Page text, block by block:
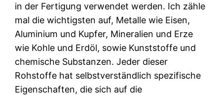
in der Fertigung verwendet werden. Ich zähle
mal die wichtigsten auf, Metalle wie Eisen,
Aluminium und Kupfer, Mineralien und Erze
wie Kohle und Erdöl, sowie Kunststoffe und
chemische Substanzen. Jeder dieser
Rohstoffe hat selbstverständlich spezifische
Eigenschaften, die sich auf die